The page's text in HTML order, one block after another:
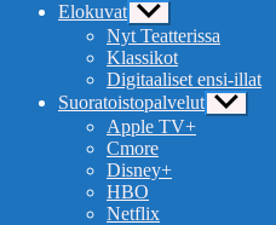
Elokuvat Näytä
alavalikko
Nyt Teatterissa
Klassikot
Digitaaliset ensi-illat
Suoratoistopalvelut Näytä
alavalikko
Apple TV+
Cmore
Disney+
HBO
Netflix